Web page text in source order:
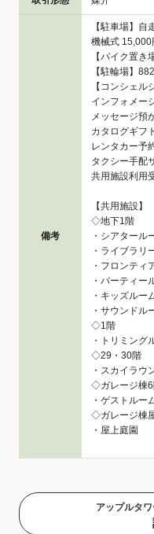
備考
【駐車場】
機械式 15,000
【バイク置
【駐輪場】
【コンシェル
インフォメー
メッセージ預
カタログギフ
レンタカー予
タクシー手配
共用施設利用
【共用施設】
◇地下1階
・シアタール
・ライブラリ
・フロンティ
・パーティー
・キッズルー
・サウンドル
◇1階
・トリミング
◇29・30階
・スカイラウ
◇ガレージ棟
・ゲストルー
◇ガレージ棟
・屋上庭園
アップルタ